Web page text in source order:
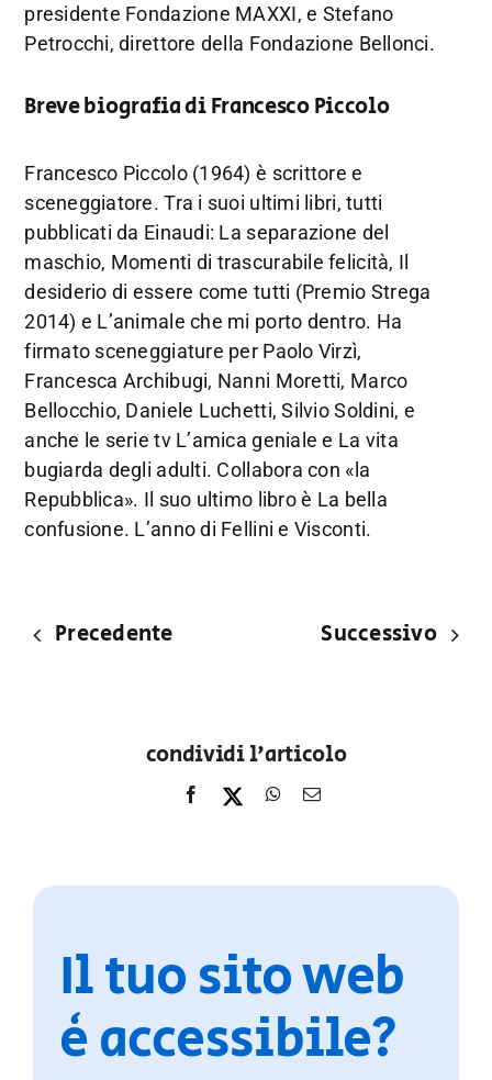
presidente Fondazione MAXXI, e Stefano
Petrocchi, direttore della Fondazione Bellonci.
Breve biografia di Francesco Piccolo
Francesco Piccolo (1964) è scrittore e
sceneggiatore. Tra i suoi ultimi libri, tutti
pubblicati da Einaudi: La separazione del
maschio, Momenti di trascurabile felicità, Il
desiderio di essere come tutti (Premio Strega
2014) e L’animale che mi porto dentro. Ha
firmato sceneggiature per Paolo Virzì,
Francesca Archibugi, Nanni Moretti, Marco
Bellocchio, Daniele Luchetti, Silvio Soldini, e
anche le serie tv L’amica geniale e La vita
bugiarda degli adulti. Collabora con «la
Repubblica». Il suo ultimo libro è La bella
confusione. L’anno di Fellini e Visconti.
Precedente Successivo
condividi l'articolo
Il tuo sito web
è accessibile?